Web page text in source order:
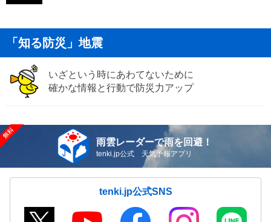
「知る防災」地震
いざという時にあわてないために
確かな情報と行動で防災力アップ
雨雲レーダーで雨を回避！
tenki.jp公式 天気予報アプリ
tenki.jp公式SNS